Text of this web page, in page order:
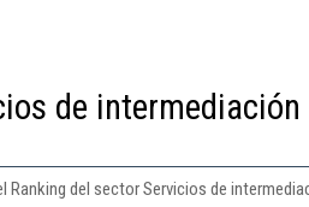
de intermediación
del sector Servicios de